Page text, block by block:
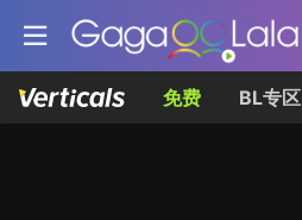
免费 BL专区